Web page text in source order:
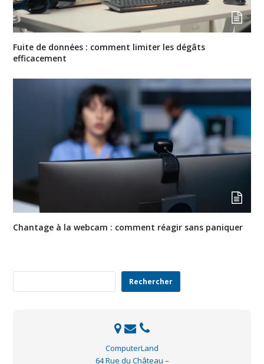
Fuite de données : comment limiter les dégâts
efficacement
Chantage à la webcam : comment réagir sans paniquer
Rechercher
ComputerLand
64 Rue du Château –